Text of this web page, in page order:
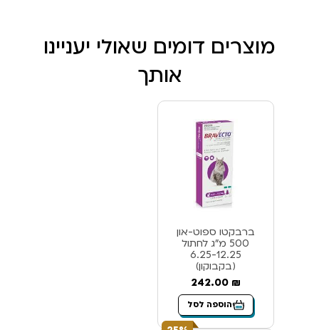
מוצרים דומים שאולי יעניינו
אותך
ברבקטו ספוט-און
500 מ”ג לחתול
6.25-12.25
(בקבוקון)
242.00 ₪
הוספה לסל